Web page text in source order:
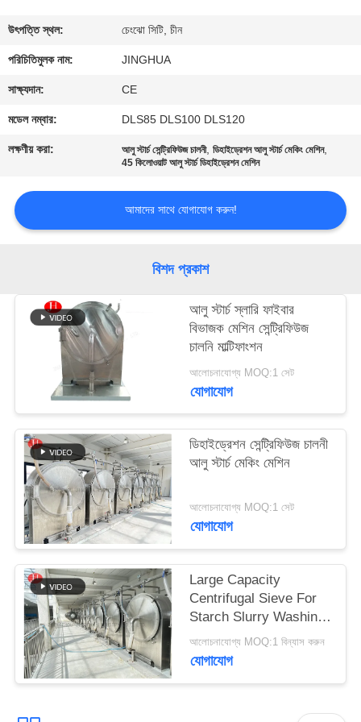
কারখানা
ভ্রমণ
গুণমান
নিয়ন্ত্রণ
আমাদের
সাথে
খবর
আবেদন
সাইট
ম্যাপ
গোপনীয়তা
নীতি
উৎপত্তি স্থল: চেংঝো সিটি, চীন
পরিচিতিমুলক নাম: JINGHUA
সাক্ষ্যদান: CE
মডেল নম্বার: DLS85 DLS100 DLS120
লক্ষণীয় করা: আলু স্টার্চ সেন্ট্রিফিউজ চালনী,ডিহাইড্রেশন আলু স্টার্চ মেকিং মেশিন,
45 কিলোওয়াট আলু স্টার্চ ডিহাইড্রেশন মেশিন
আমাদের সাথে যোগাযোগ করুন!
বিশদ প্রকাশ
আলু স্টার্চ স্লারি ফাইবার
বিভাজক মেশিন সেন্ট্রিফিউজ
চালনি মাল্টিফাংশন
আলোচনাযোগ্য MOQ:1 সেট
যোগাযোগ
ডিহাইড্রেশন সেন্ট্রিফিউজ চালনী
আলু স্টার্চ মেকিং মেশিন
আলোচনাযোগ্য MOQ:1 সেট
যোগাযোগ
Large Capacity
Centrifugal Sieve For
Starch Slurry Washing
Dehydrationfunction
আলোচনাযোগ্য MOQ:1 বিন্যাস করুন
যোগাযোগ